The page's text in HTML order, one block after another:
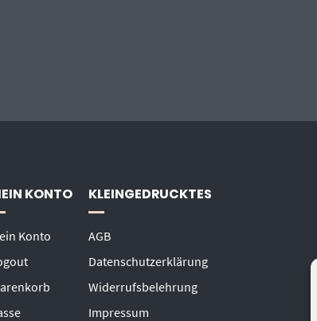
KONTO
Konto
KLEINGEDRUCKTES
AGB
Datenschutzerklärung
Widerrufsbelehrung
Impressum